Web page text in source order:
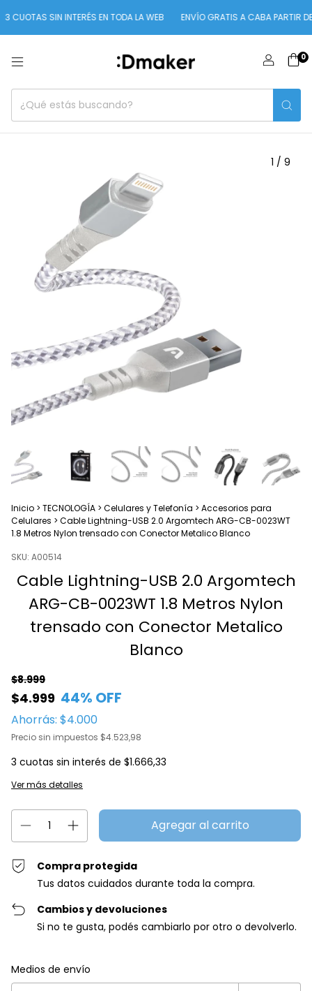
SIN INTERÉS EN TODA LA WEB ENVÍO GRATIS A CABA PARTIR DE
0
1 / 9
Inicio > TECNOLOGÍA > Celulares y Telefonía > Accesorios para
Celulares > Cable Lightning-USB 2.0 Argomtech ARG-CB-0023WT
1.8 Metros Nylon trensado con Conector Metalico Blanco
SKU: A00514
Cable Lightning-USB 2.0 Argomtech
ARG-CB-0023WT 1.8 Metros Nylon
trensado con Conector Metalico
Blanco
$8.999
$4.999 44% OFF
Ahorrás: $4.000
Precio sin impuestos $4.523,98
3 cuotas sin interés de $1.666,33
Ver más detalles
Compra protegida
Tus datos cuidados durante toda la compra.
Cambios y devoluciones
Si no te gusta, podés cambiarlo por otro o devolverlo.
Entregas para el CP:
Medios de envío